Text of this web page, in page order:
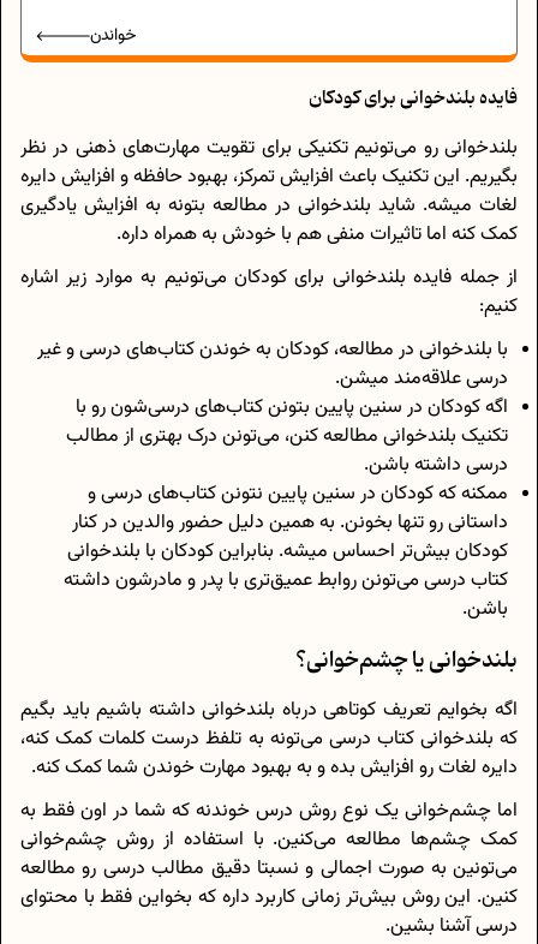
خواندن
فایده بلندخوانی برای کودکان
بلندخوانی رو می‌تونیم تکنیکی برای تقویت مهارت‌های ذهنی در نظر
بگیریم. این تکنیک باعث افزایش تمرکز، بهبود حافظه و افزایش دایره
لغات میشه. شاید بلندخوانی در مطالعه بتونه به افزایش یادگیری
کمک کنه اما تاثیرات منفی هم با خودش به همراه داره.
از جمله فایده بلندخوانی برای کودکان می‌تونیم به موارد زیر اشاره
کنیم:
با بلندخوانی در مطالعه، کودکان به خوندن کتاب‌های درسی و غیر
درسی علاقه‌مند میشن.
اگه کودکان در سنین پایین بتونن کتاب‌های درسی‌شون رو با
تکنیک بلندخوانی مطالعه کنن، می‌تونن درک بهتری از مطالب
درسی داشته باشن.
ممکنه که کودکان در سنین پایین نتونن کتاب‌های درسی و
داستانی رو تنها بخونن. به همین دلیل حضور والدین در کنار
کودکان بیش‌تر احساس میشه. بنابراین کودکان با بلندخوانی
کتاب درسی می‌تونن روابط عمیق‌تری با پدر و مادرشون داشته
باشن.
بلندخوانی یا چشم‌خوانی؟
اگه بخوایم تعریف کوتاهی درباه بلندخوانی داشته باشیم باید بگیم
که بلندخوانی کتاب درسی می‌تونه به تلفظ درست کلمات کمک کنه،
دایره لغات رو افزایش بده و به بهبود مهارت خوندن شما کمک کنه.
اما چشم‌خوانی یک نوع روش درس خوندنه که شما در اون فقط به
کمک چشم‌ها مطالعه می‌کنین. با استفاده از روش چشم‌خوانی
می‌تونین به صورت اجمالی و نسبتا دقیق مطالب درسی رو مطالعه
کنین. این روش بیش‌تر زمانی کاربرد داره که بخواین فقط با محتوای
درسی آشنا بشین.